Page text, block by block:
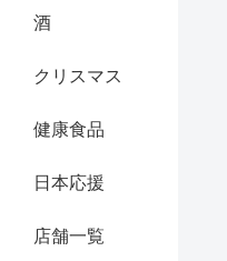
酒
クリスマス
健康食品
日本応援
店舗一覧